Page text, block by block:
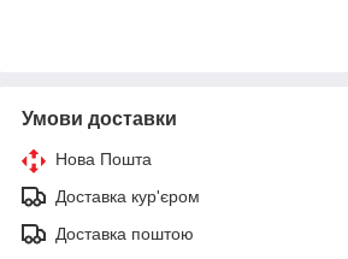
Умови доставки
Нова Пошта
Доставка кур'єром
Доставка поштою